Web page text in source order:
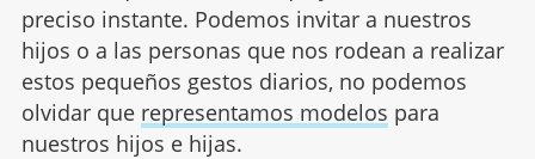
preciso instante. Podemos invitar a nuestros
hijos o a las personas que nos rodean a realizar
estos pequeños gestos diarios, no podemos
olvidar que representamos modelos para
nuestros hijos e hijas.